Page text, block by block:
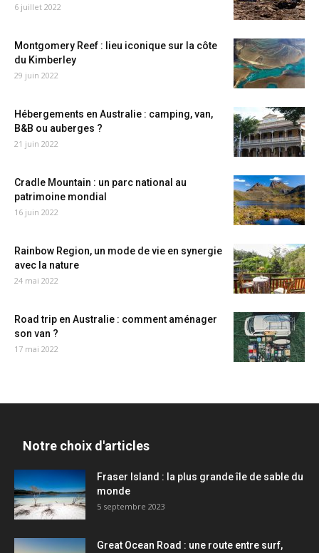
6 juillet 2022
Montgomery Reef : lieu iconique sur la côte
du Kimberley
29 juin 2022
Hébergements en Australie : camping, van,
B&B ou auberges ?
21 juin 2022
Cradle Mountain : un parc national au
patrimoine mondial
16 juin 2022
Rainbow Region, un mode de vie en synergie
avec la nature
24 mai 2022
Road trip en Australie : comment aménager
son van ?
17 mai 2022
Notre choix d'articles
Fraser Island : la plus grande île de sable du
monde
5 septembre 2023
Great Ocean Road : une route entre surf,